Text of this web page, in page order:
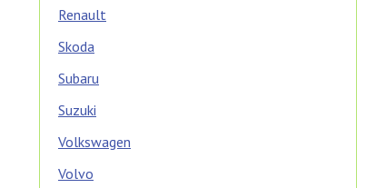
Renault
Skoda
Subaru
Suzuki
Volkswagen
Volvo